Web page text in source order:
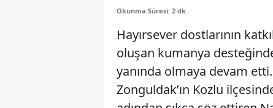
Okunma Süresi: 2 dk
Hayırsever dostlarının
oluşan kumanya
yanında olmaya devam etti.
Zonguldak’ın Kozlu